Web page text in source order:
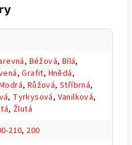
, Béžová, Bílá,
,Grafit, Hnědá,
, Růžová,Stříbrná,
, Tyrkysová, Vanilková,
, Žlutá
210, 200